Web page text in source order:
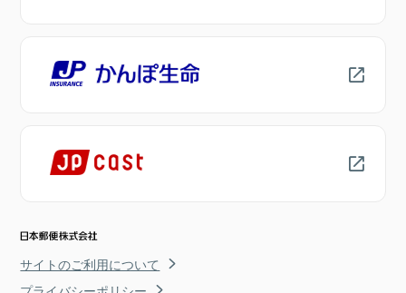
サイトのご利用について